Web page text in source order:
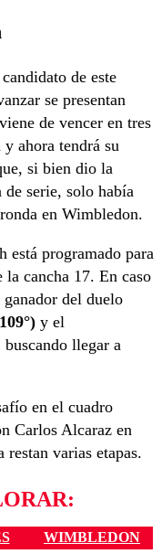
de este
se presentan
de vencer en tres
ahora tendrá su
si bien dio la
de serie, solo había
en Wimbledon.
está programado para
cancha 17. En caso
del duelo
y el
buscando llegar a
en el cuadro
Carlos Alcaraz en
restan varias etapas.
WIMBLEDON